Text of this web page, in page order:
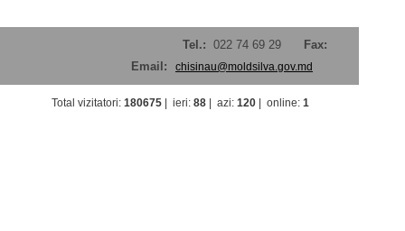
Tel.: 022 74 69 29
Fax:
Email:
chisinau@moldsilva.gov.md
Total vizitatori: 180675 ieri: 88 azi: 120 online: 1